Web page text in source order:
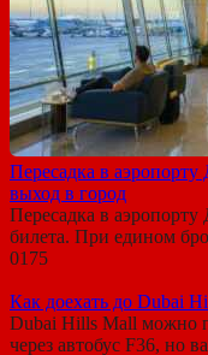
Пересадка в
выход в город
Пересадка в аэропорту
билета. При едином
0175
Как доехать до Dubai
Dubai Hills Mall можно
через автобус F36, но